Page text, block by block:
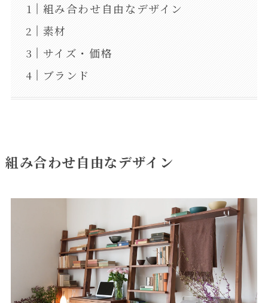
組み合わせ自由なデザイン
素材
サイズ・価格
ブランド
組み合わせ自由なデザイン